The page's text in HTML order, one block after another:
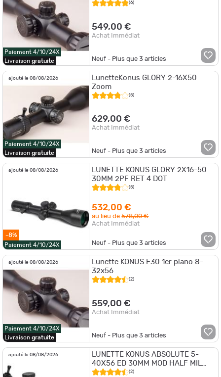
Paiement 4/10/24X
Livraison gratuite
(6)
549,00 €
Achat Immédiat
Neuf - Plus que3 articles
ajouté le 08/08/2026
Paiement 4/10/24X
Livraison gratuite
LunetteKonus GLORY 2-16X50
Zoom
(5)
629,00 €
Achat Immédiat
Neuf - Plus que3 articles
ajouté le 08/08/2026
-8%
Paiement 4/10/24X
LUNETTE KONUS GLORY 2X16-50
30MM 2PF RET 4 DOT
(5)
532,00 €
au lieu de578,00 €
Achat Immédiat
Neuf - Plus que3 articles
ajouté le 08/08/2026
Paiement 4/10/24X
Livraison gratuite
Lunette KONUS F30 1er plano 8-
32x56
(2)
559,00 €
Achat Immédiat
Neuf - Plus que3 articles
ajouté le 08/08/2026
LUNETTE KONUS ABSOLUTE 5-
40X56 ED 30MM MOD HALF MIL
DOT
(2)